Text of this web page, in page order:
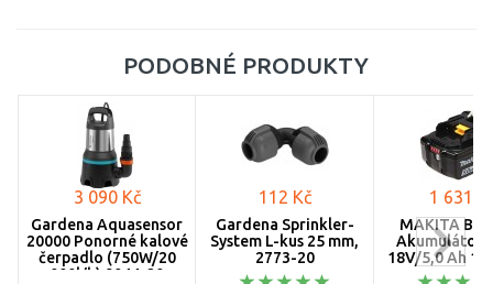
PODOBNÉ PRODUKTY
3 090 Kč
Gardena Aquasensor
20000 Ponorné kalové
čerpadlo (750W/20
000l/h) 9044-20
112 Kč
Gardena Sprinkler-
System L-kus 25 mm,
2773-20
1 631
MAKITA
Akumulátor
18V/5,0 Ah